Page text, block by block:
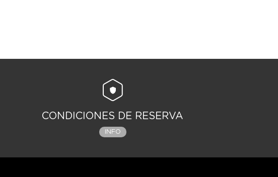
CONDICIONES DE RESERVA
INFO